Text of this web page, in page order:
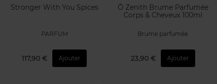
Stronger With You Spices
PARFUM
117,90 € Ajouter
Ô Zenith Brume Parfumée
Corps & Cheveux 100ml
Brume parfumée
23,90 € Ajouter